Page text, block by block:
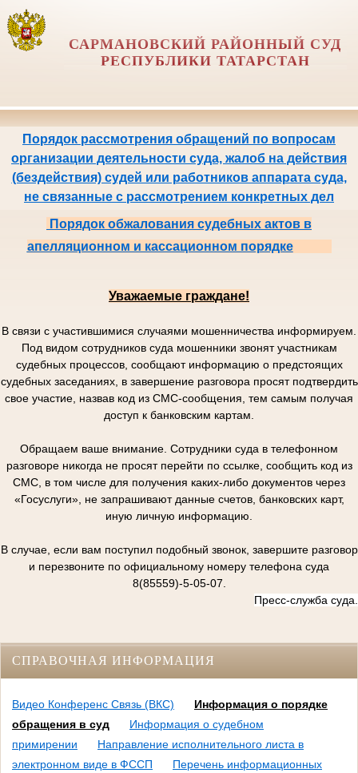
САРМАНОВСКИЙ РАЙОННЫЙ СУД
РЕСПУБЛИКИ ТАТАРСТАН
Порядок рассмотрения обращений по вопросам
организации деятельности суда, жалоб на действия
(бездействия) судей или работников аппарата суда,
не связанные с рассмотрением конкретных дел
Порядок обжалования судебных актов в
апелляционном и кассационном порядке
Уважаемые граждане!
В связи с участившимися случаями мошенничества информируем.
Под видом сотрудников суда мошенники звонят участникам
судебных процессов, сообщают информацию о предстоящих
судебных заседаниях, в завершение разговора просят подтвердить
свое участие, назвав код из СМС-сообщения, тем самым получая
доступ к банковским картам.
Обращаем ваше внимание. Сотрудники суда в телефонном
разговоре никогда не просят перейти по ссылке, сообщить код из
СМС, в том числе для получения каких-либо документов через
«Госуслуги», не запрашивают данные счетов, банковских карт,
иную личную информацию.
В случае, если вам поступил подобный звонок, завершите разговор
и перезвоните по официальному номеру телефона суда
8(85559)-5-05-07.
Пресс-служба суда.
СПРАВОЧНАЯ ИНФОРМАЦИЯ
Видео Конференс Связь (ВКС)
Информация о порядке
обращения в суд
Информация о судебном
примирении
Направление исполнительного листа в
электронном виде в ФССП
Перечень информационных